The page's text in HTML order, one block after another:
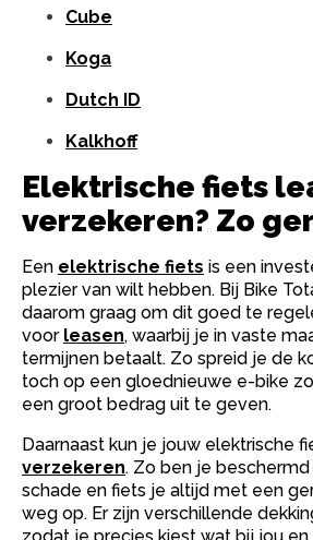
Cube
Koga
Dutch ID
Kalkhoff
Elektrische fiets
verzekeren? Zo
Een elektrische fiets is een
plezier van wilt hebben. Bij Bike
daarom graag om dit goed te
voor leasen, waarbij je in vaste
termijnen betaalt. Zo spreid je de
toch op een gloednieuwe e-bike
een groot bedrag uit te geven.
Daarnaast kun je jouw elektrische
verzekeren. Zo ben je
schade en fiets je altijd met een
weg op. Er zijn verschillende